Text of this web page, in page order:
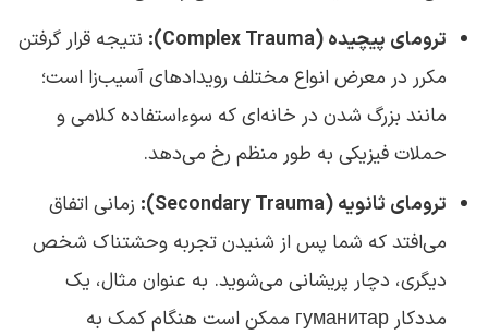
ترومای پیچیده (Complex Trauma):
نتیجه قرار گرفتن
مکرر در معرض انواع مختلف رویدادهای آسیب‌زا است؛
مانند بزرگ شدن در خانه‌ای که سوءاستفاده کلامی و
حملات فیزیکی به طور منظم رخ می‌دهد.
ترومای ثانویه (Secondary Trauma):
زمانی اتفاق
می‌افتد که شما پس از شنیدن تجربه وحشتناک شخص
دیگری، دچار پریشانی می‌شوید. به عنوان مثال، یک
مددکار гуманитар ممکن است هنگام کمک به